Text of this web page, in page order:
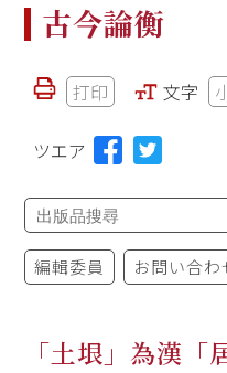
古今論衡
打印 文字
ツエア
編輯委員 お問い合わ
「土垠」為漢